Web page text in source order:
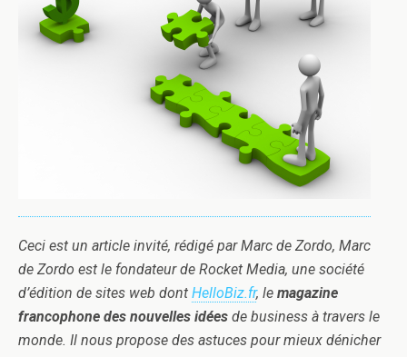
Ceci est un article invité, rédigé par Marc de Zordo, Marc
de Zordo est le fondateur de Rocket Media, une société
d’édition de sites web dont HelloBiz.fr, le magazine
francophone des nouvelles idées de business à travers le
monde. Il nous propose des astuces pour mieux dénicher